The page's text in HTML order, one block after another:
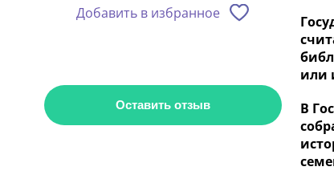
Добавить в избранное
Оставить отзыв
или
В